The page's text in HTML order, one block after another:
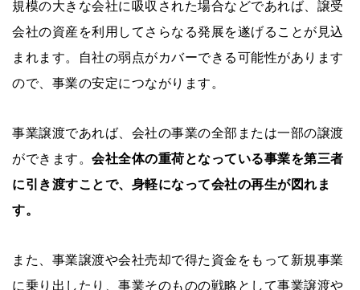
規模の大きな会社に吸収された場合などであれば、譲受
会社の資産を利用してさらなる発展を遂げることが見込
まれます。自社の弱点がカバーできる可能性があります
ので、事業の安定につながります。
事業譲渡であれば、会社の事業の全部または一部の譲渡
ができます。 会社全体の重荷となっている事業を第三者
に引き渡すことで、身軽になって会社の再生が図れま
す。
また、事業譲渡や会社売却で得た資金をもって新規事業
に乗り出したり、事業そのものの戦略として事業譲渡や